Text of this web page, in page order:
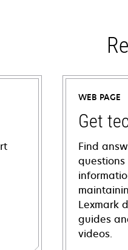
WEB PAGE
Get
Find
Lexmark
guides
videos.